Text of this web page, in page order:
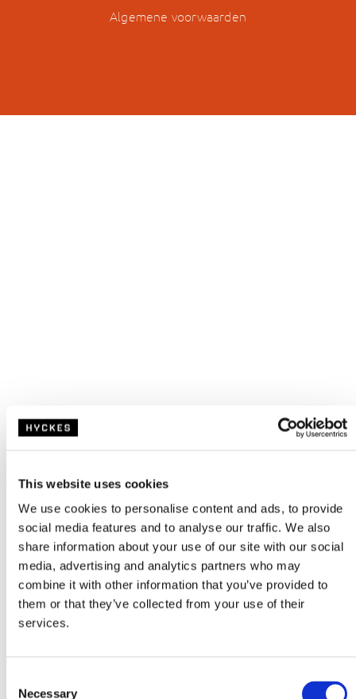
This website uses cookies
We use cookies to personalise content and ads, to provide
social media features and to analyse our traffic. We also
share information about your use of our site with our social
media, advertising and analytics partners who may
combine it with other information that you’ve provided to
them or that they’ve collected from your use of their
services.
Necessary
Algemene voorwaarden